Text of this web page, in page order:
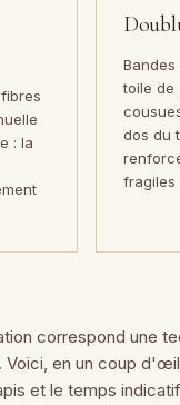
: la
toile de
dos du
fragiles
correspond une
Voici, en un coup
et le temps